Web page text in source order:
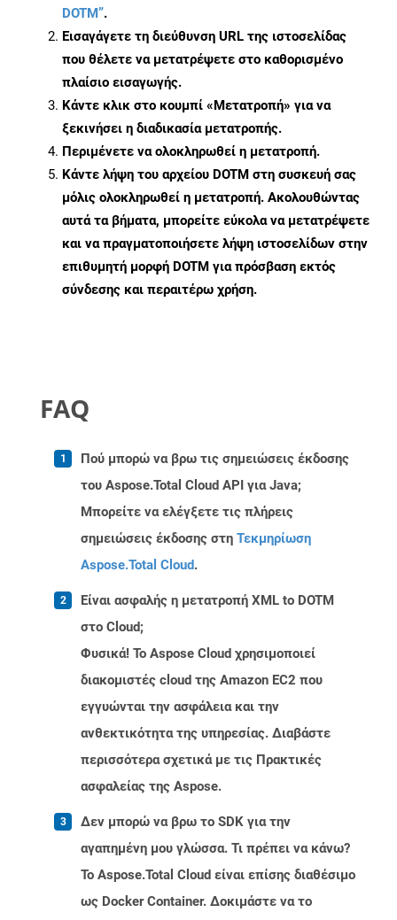
DOTM”.
Εισαγάγετε τη διεύθυνση URL της ιστοσελίδας
που θέλετε να μετατρέψετε στο καθορισμένο
πλαίσιο εισαγωγής.
Κάντε κλικ στο κουμπί «Μετατροπή» για να
ξεκινήσει η διαδικασία μετατροπής.
Περιμένετε να ολοκληρωθεί η μετατροπή.
Κάντε λήψη του αρχείου DOTM στη συσκευή σας
μόλις ολοκληρωθεί η μετατροπή. Ακολουθώντας
αυτά τα βήματα, μπορείτε εύκολα να μετατρέψετε
και να πραγματοποιήσετε λήψη ιστοσελίδων στην
επιθυμητή μορφή DOTM για πρόσβαση εκτός
σύνδεσης και περαιτέρω χρήση.
FAQ
Πού μπορώ να βρω τις σημειώσεις έκδοσης
του Aspose.Total Cloud API για Java;
Μπορείτε να ελέγξετε τις πλήρεις
σημειώσεις έκδοσης στη Τεκμηρίωση
Aspose.Total Cloud.
Είναι ασφαλής η μετατροπή XML to DOTM
στο Cloud;
Φυσικά! Το Aspose Cloud χρησιμοποιεί
διακομιστές cloud της Amazon EC2 που
εγγυώνται την ασφάλεια και την
ανθεκτικότητα της υπηρεσίας. Διαβάστε
περισσότερα σχετικά με τις Πρακτικές
ασφαλείας της Aspose.
Δεν μπορώ να βρω το SDK για την
αγαπημένη μου γλώσσα. Τι πρέπει να κάνω?
Το Aspose.Total Cloud είναι επίσης διαθέσιμο
ως Docker Container. Δοκιμάστε να το